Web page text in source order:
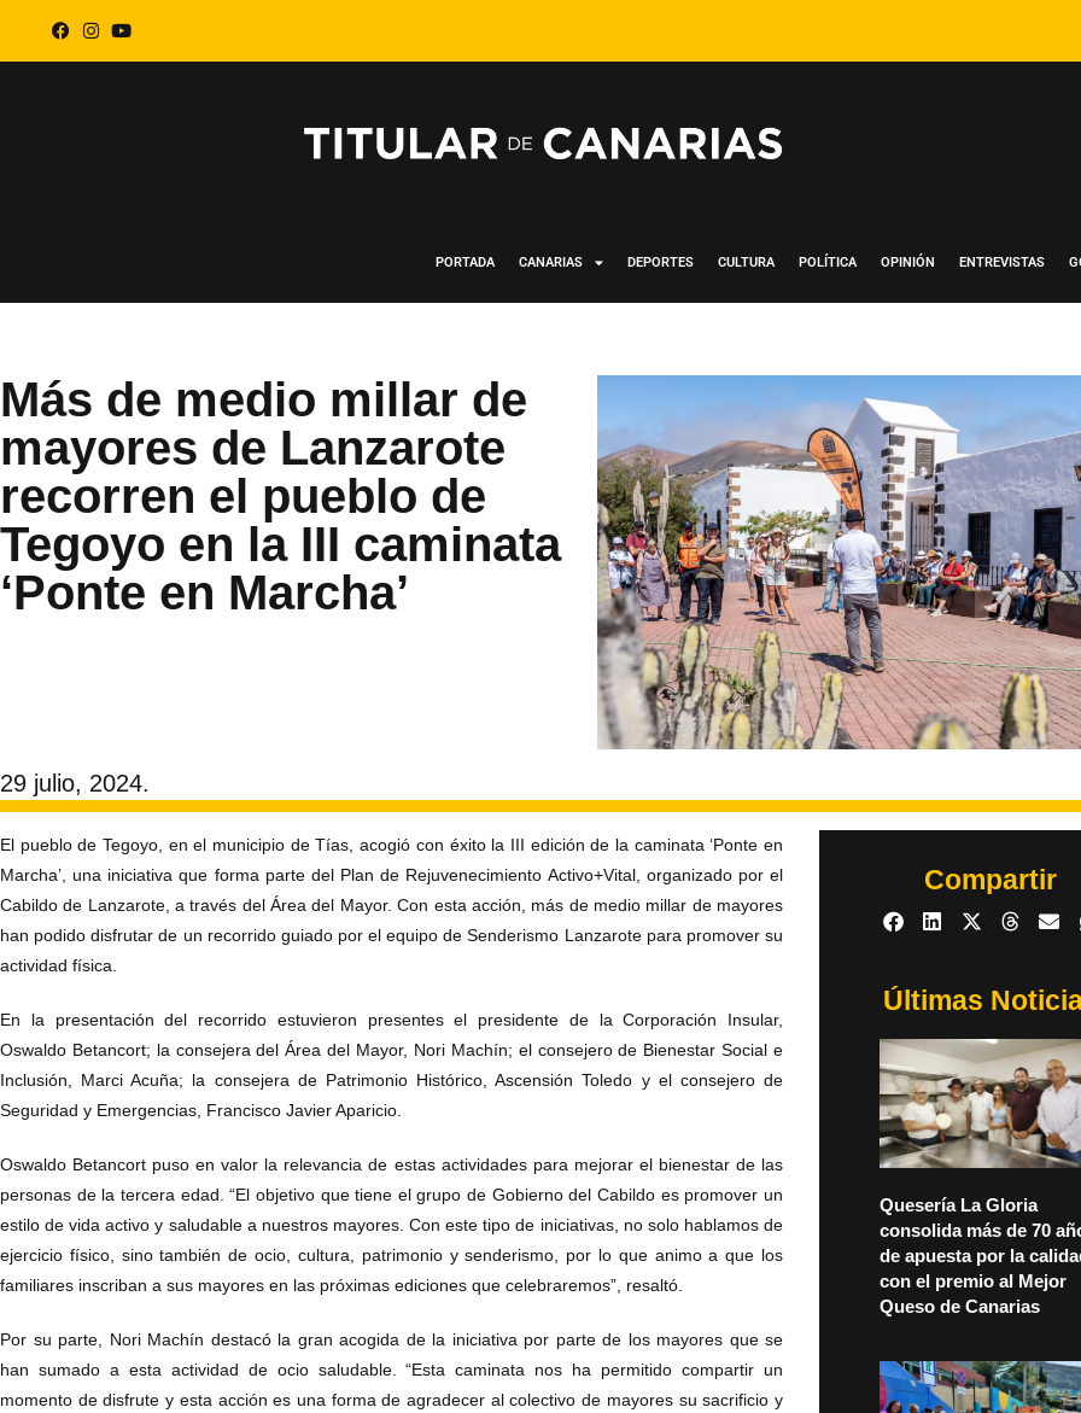
PORTADA CANARIAS DEPORTES CULTURA POLÍTICA OPINIÓN ENTREVISTAS
Más de medio millar de
mayores de Lanzarote
recorren el pueblo de
Tegoyo en la III caminata
‘Ponte en Marcha’
29 julio, 2024.
El pueblo de Tegoyo, en el municipio de Tías, acogió con éxito la III edición de la caminata ‘Ponte en
Marcha’, una iniciativa que forma parte del Plan de Rejuvenecimiento Activo+Vital, organizado por el
Cabildo de Lanzarote, a través del Área del Mayor. Con esta acción, más de medio millar de mayores
han podido disfrutar de un recorrido guiado por el equipo de Senderismo Lanzarote para promover su
actividad física.
En la presentación del recorrido estuvieron presentes el presidente de la Corporación Insular,
Oswaldo Betancort; la consejera del Área del Mayor, Nori Machín; el consejero de Bienestar Social e
Inclusión, Marci Acuña; la consejera de Patrimonio Histórico, Ascensión Toledo y el consejero de
Seguridad y Emergencias, Francisco Javier Aparicio.
Oswaldo Betancort puso en valor la relevancia de estas actividades para mejorar el bienestar de las
personas de la tercera edad. “El objetivo que tiene el grupo de Gobierno del Cabildo es promover un
estilo de vida activo y saludable a nuestros mayores. Con este tipo de iniciativas, no solo hablamos de
ejercicio físico, sino también de ocio, cultura, patrimonio y senderismo, por lo que animo a que los
familiares inscriban a sus mayores en las próximas ediciones que celebraremos”, resaltó.
Por su parte, Nori Machín destacó la gran acogida de la iniciativa por parte de los mayores que se
han sumado a esta actividad de ocio saludable. “Esta caminata nos ha permitido compartir un
momento de disfrute y esta acción es una forma de agradecer al colectivo de mayores su sacrificio y
Compartir
Últimas
Quesería La Gloria
consolida más de 70
de apuesta por la
con el premio al Mejor
Queso de Canarias